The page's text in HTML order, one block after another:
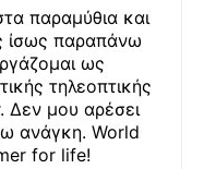
παραμύθια και
ίσως παραπάνω
ως
τηλεοπτικής
Δεν μου αρέσει
ανάγκη. World
for life!